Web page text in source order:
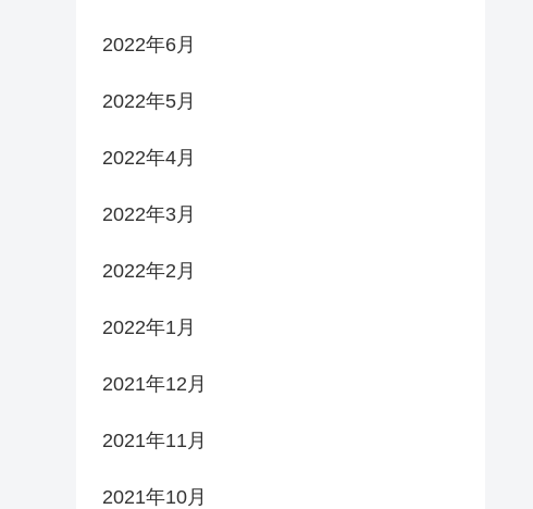
2022年6月
2022年5月
2022年4月
2022年3月
2022年2月
2022年1月
2021年12月
2021年11月
2021年10月